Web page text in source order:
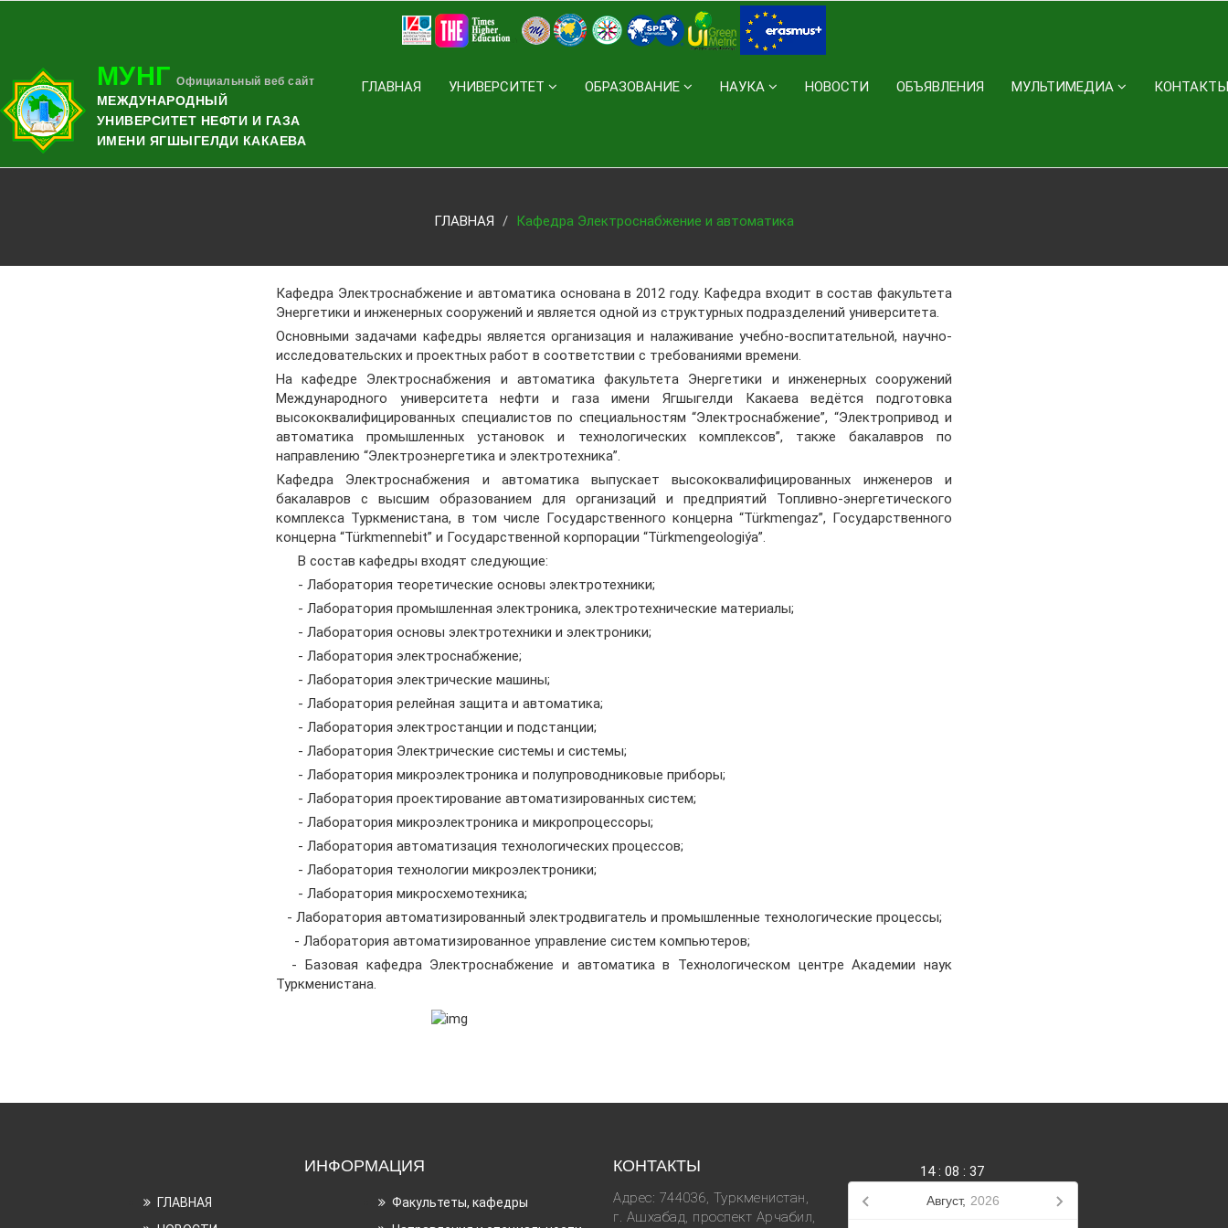
МУНГ Официальный веб сайт
МЕЖДУНАРОДНЫЙ
УНИВЕРСИТЕТ НЕФТИ И ГАЗА
ИМЕНИ ЯГШЫГЕЛДИ КАКАЕВА
ГЛАВНАЯ УНИВЕРСИТЕТ ОБРАЗОВАНИЕ НАУКА НОВОСТИ ОБЪЯВЛЕНИЯ МУЛЬТИМЕДИА КОНТАКТЫ
ГЛАВНАЯ Кафедра Электроснабжение и автоматика
Кафедра Электроснабжение и автоматика основана в 2012 году. Кафедра входит в состав факультета
Энергетики и инженерных сооружений и является одной из структурных подразделений университета.
Основными задачами кафедры является организация и налаживание учебно-воспитательной, научно-
исследовательских и проектных работ в соответствии с требованиями времени.
На кафедре Электроснабжения и автоматика факультета Энергетики и инженерных сооружений
Международного университета нефти и газа имени Ягшыгелди Какаева ведётся подготовка
высококвалифицированных специалистов по специальностям “Электроснабжение”, “Электропривод и
автоматика промышленных установок и технологических комплексов”, также бакалавров по
направлению “Электроэнергетика и электротехника”.
Кафедра Электроснабжения и автоматика выпускает высококвалифицированных инженеров и
бакалавров с высшим образованием для организаций и предприятий Топливно-энергетического
комплекса Туркменистана, в том числе Государственного концерна “Türkmengaz”, Государственного
концерна “Türkmennebit” и Государственной корпорации “Türkmengeologiýa”.
В состав кафедры входят следующие:
- Лаборатория теоретические основы электротехники;
- Лаборатория промышленная электроника, электротехнические материалы;
- Лаборатория основы электротехники и электроники;
- Лаборатория электроснабжение;
- Лаборатория электрические машины;
- Лаборатория релейная защита и автоматика;
- Лаборатория электростанции и подстанции;
- Лаборатория Электрические системы и системы;
- Лаборатория микроэлектроника и полупроводниковые приборы;
- Лаборатория проектирование автоматизированных систем;
- Лаборатория микроэлектроника и микропроцессоры;
- Лаборатория автоматизация технологических процессов;
- Лаборатория технологии микроэлектроники;
- Лаборатория микросхемотехника;
- Лаборатория автоматизированный электродвигатель и промышленные технологические процессы;
- Лаборатория автоматизированное управление систем компьютеров;
- Базовая кафедра Электроснабжение и автоматика в Технологическом центре Академии наук
Туркменистана.
ИНФОРМАЦИЯ
ГЛАВНАЯ
Факультеты, кафедры
КОНТАКТЫ
Адрес: 744036, Туркменистан,
г. Ашхабад, проспект Арчабил,
14: 08 : 38
Август, 2026